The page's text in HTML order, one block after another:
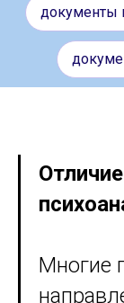
документы
Многие